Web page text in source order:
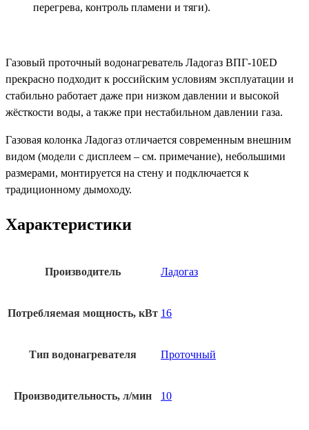
перегрева, контроль пламени и тяги).
Газовый проточный водонагреватель Ладогаз ВПГ-10ED
прекрасно подходит к российским условиям эксплуатации и
стабильно работает даже при низком давлении и высокой
жёсткости воды, а также при нестабильном давлении газа.
Газовая колонка Ладогаз отличается современным внешним
видом (модели с дисплеем – см. примечание), небольшими
размерами, монтируется на стену и подключается к
традиционному дымоходу.
Характеристики
Производитель Ладогаз
Потребляемая мощность, кВт 16
Тип водонагревателя Проточный
Производительность, л/мин 10